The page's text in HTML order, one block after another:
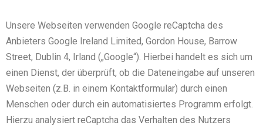
Unsere Webseiten verwenden Google reCaptcha des
Anbieters Google Ireland Limited, Gordon House, Barrow
Street, Dublin 4, Irland („Google“). Hierbei handelt es sich um
einen Dienst, der überprüft, ob die Dateneingabe auf unseren
Webseiten (z.B. in einem Kontaktformular) durch einen
Menschen oder durch ein automatisiertes Programm erfolgt.
Hierzu analysiert reCaptcha das Verhalten des Nutzers